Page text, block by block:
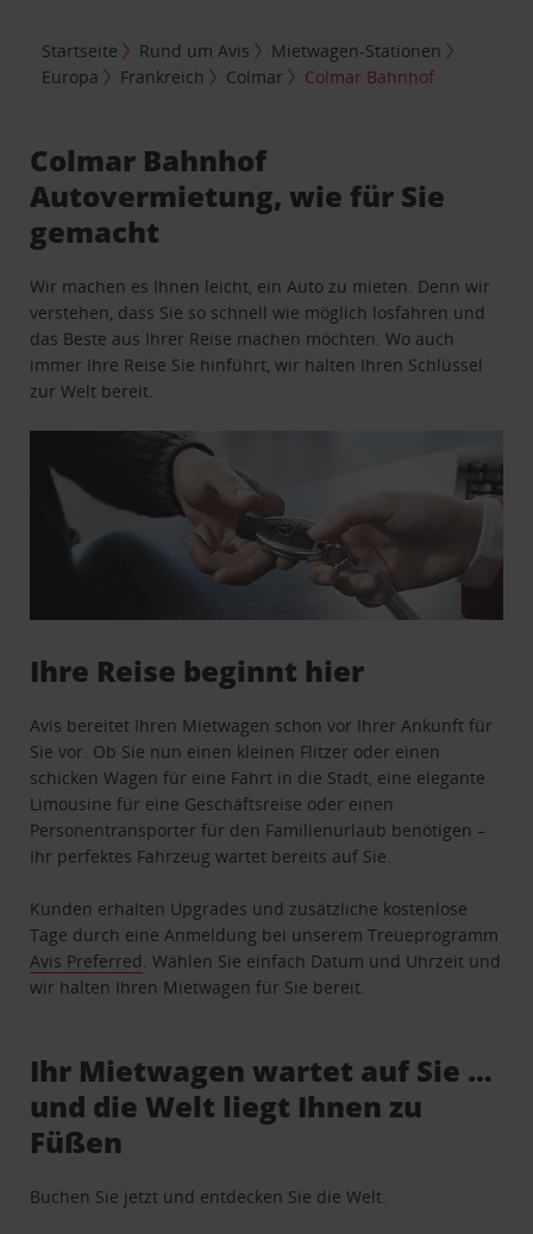
Startseite Rund um Avis
Mietwagen-Stationen
Europa
Frankreich Colmar Colmar Bahnhof
Colmar Bahnhof
Autovermietung, wie für Sie
gemacht
Wir machen es Ihnen leicht, ein Auto zu mieten. Denn wir
verstehen, dass Sie so schnell wie möglich losfahren und
das Beste aus Ihrer Reise machen möchten. Wo auch
immer Ihre Reise Sie hinführt, wir halten Ihren Schlüssel
zur Welt bereit.
Ihre Reise beginnt hier
Avis bereitet Ihren Mietwagen schon vor Ihrer Ankunft für
Sie vor. Ob Sie nun einen kleinen Flitzer oder einen
schicken Wagen für eine Fahrt in die Stadt, eine elegante
Limousine für eine Geschäftsreise oder einen
Personentransporter für den Familienurlaub benötigen –
Ihr perfektes Fahrzeug wartet bereits auf Sie.
Kunden erhalten Upgrades und zusätzliche kostenlose
Tage durch eine Anmeldung bei unserem Treueprogramm
Avis Preferred . Wählen Sie einfach Datum und Uhrzeit und
wir halten Ihren Mietwagen für Sie bereit.
Ihr Mietwagen wartet auf Sie …
und die Welt liegt Ihnen zu
Füßen
Buchen Sie jetzt und entdecken Sie die Welt.